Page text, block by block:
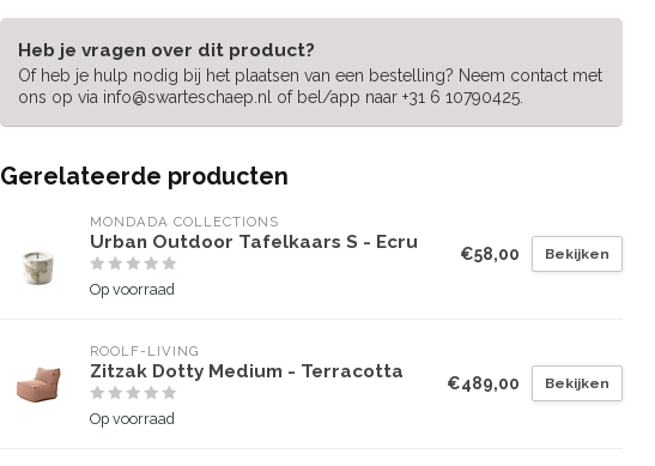
Heb je vragen over dit product?
Of heb je hulp nodig bij het plaatsen van een bestelling? Neem contact met
ons op via info@swarteschaep.nl of bel/app naar +31 6 10790425.
Gerelateerde producten
MONDADA COLLECTIONS
Urban Outdoor Tafelkaars S - Ecru
Op voorraad
€58,00 Bekijken
ROOLF-LIVING
Zitzak Dotty Medium - Terracotta
Op voorraad
€489,00 Bekijken